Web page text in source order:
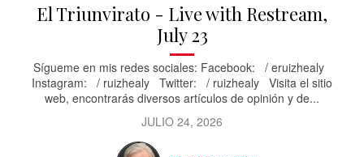
El Triunvirato - Live with Restream,
July 23
Sígueme en mis redes sociales: Facebook: / eruizhealy
Instagram: / ruizhealy Twitter: / ruizhealy Visita el sitio
web, encontrarás diversos artículos de opinión y de...
JULIO 24, 2026